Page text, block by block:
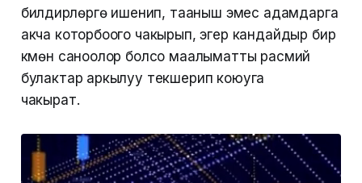
билдирүүлөргө ишенип, тааныш эмес адамдарга
акча которбоого чакырып, эгер кандайдыр бир
күмөн саноолор болсо маалыматты расмий
булактар аркылуу текшерип коюуга
чакырат.